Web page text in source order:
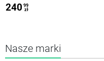
240 99
zł
Nasze marki